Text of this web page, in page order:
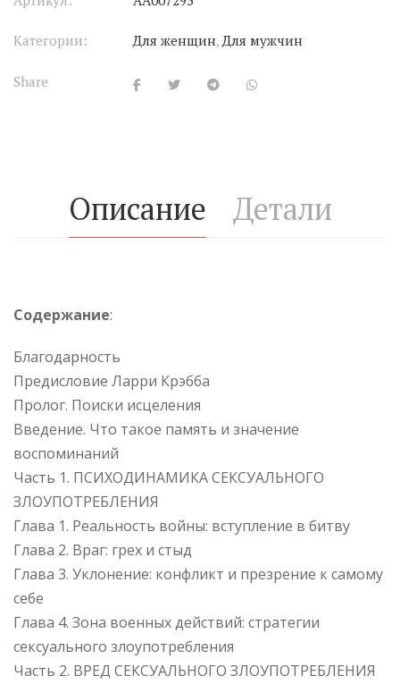
Категории: Для женщин,Для мужчин
Share
Описание Детали
Содержание:
Благодарность
Предисловие Ларри Крэбба
Пролог. Поиски исцеления
Введение. Что такое память и значение
воспоминаний
Часть 1. ПСИХОДИНАМИКА СЕКСУАЛЬНОГО
ЗЛОУПОТРЕБЛЕНИЯ
Глава 1. Реальность войны: вступление в битву
Глава 2. Враг: грех и стыд
Глава 3. Уклонение: конфликт и презрение к самому
себе
Глава 4. Зона военных действий: стратегии
сексуального злоупотребления
Часть 2. ВРЕД СЕКСУАЛЬНОГО ЗЛОУПОТРЕБЛЕНИЯ